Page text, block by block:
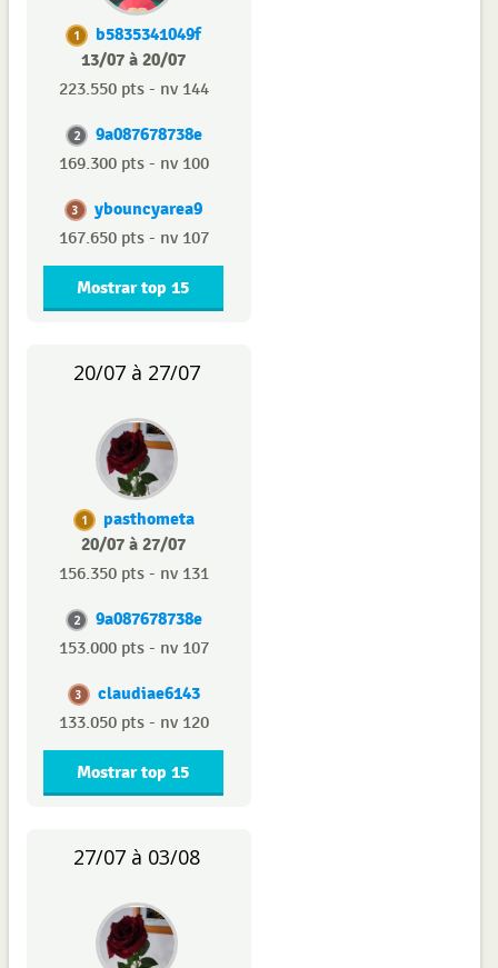
1
b5835341049f
13/07 à 20/07
223.550 pts - nv 144
2 9a087678738e
169.300 pts - nv 100
3 ybouncyarea9
167.650 pts - nv 107
Mostrar top 15
20/07 à 27/07
1
pasthometa
20/07 à 27/07
156.350 pts - nv 131
2 9a087678738e
153.000 pts - nv 107
3 claudiae6143
133.050 pts - nv 120
Mostrar top 15
27/07 à 03/08